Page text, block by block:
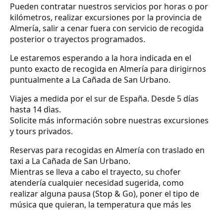
Pueden contratar nuestros servicios por horas o por
kilómetros, realizar excursiones por la provincia de
Almería, salir a cenar fuera con servicio de recogida
posterior o trayectos programados.
Le estaremos esperando a la hora indicada en el
punto exacto de recogida en Almería para dirigirnos
puntualmente a La Cañada de San Urbano.
Viajes a medida por el sur de España. Desde 5 días
hasta 14 dìas.
Solicite más información sobre nuestras excursiones
y tours privados.
Reservas para recogidas en Almería con traslado en
taxi a La Cañada de San Urbano.
Mientras se lleva a cabo el trayecto, su chofer
atendería cualquier necesidad sugerida, como
realizar alguna pausa (Stop & Go), poner el tipo de
música que quieran, la temperatura que más les